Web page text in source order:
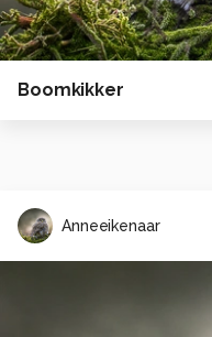
Boomkikker
Anneeikenaar